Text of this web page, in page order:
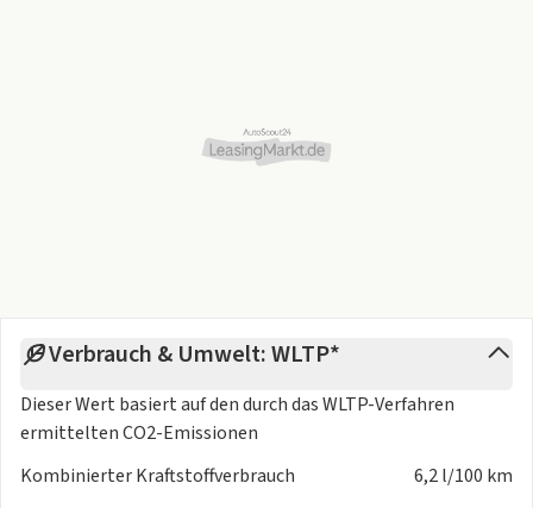
- Freisprecheinrichtung mit Sprachsteuerung und
Bluetooth® mit Audio-Streaming
Änderungen, Zwischenverkauf und Irrtümer vorbehalten.
Verbrauch & Umwelt: WLTP*
Dieser Wert basiert auf den durch dasWLTP-Verfahren
ermittelten CO2-Emissionen
Kombinierter Kraftstoffverbrauch
6,2 l/100 km